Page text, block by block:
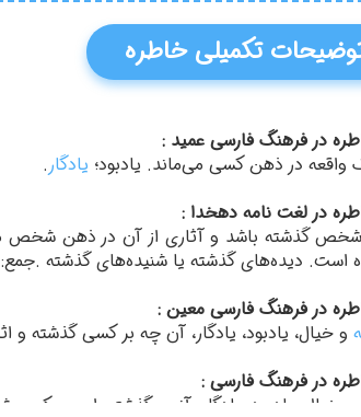
تکمیلی خاطره
در فرهنگ فارسی عمید :
واقعه در ذهن کسی می‌ماند. یادبود؛ یادگار.
در لغت نامه دهخدا :
شخص گذشته باشد و آثاری از آن در ذهن شخص
است. دیده‌های گذشته یا شنیده‌های گذشته
در فرهنگ فارسی معین :
و خیال، یادبود، یادگار، آن چه بر کسی گذشته
در فرهنگ فارسی :
وخیال، یادبود، یادگار، آنچه گذشته، اموری